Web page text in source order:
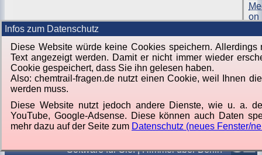
on
Software für Sie.|Himmel über Berlin
Infos zum Datenschutz
Diese Website würde keine Cookies speichern. Allerdings
Text angezeigt werden. Damit er nicht immer wieder
Cookie gespeichert, dass Sie ihn gelesen haben.
Also: chemtrail-fragen.de nutzt einen Cookie, weil Ihnen
werden muss.
Diese Website nutzt jedoch andere Dienste, wie u. a.
YouTube, Google-Adsense. Diese können auch Daten
mehr dazu auf der Seite zum Datenschutz (neues Fenster/